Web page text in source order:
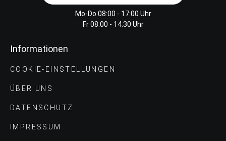
Mo-Do 08:00 - 17:00 Uhr
Fr 08:00 - 14:30 Uhr
Informationen
COOKIE-EINSTELLUNGEN
ÜBER UNS
DATENSCHUTZ
IMPRESSUM